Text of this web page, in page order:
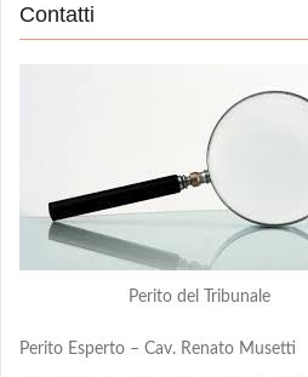
Contatti
Perito del Tribunale
Perito Esperto – Cav. Renato Musetti